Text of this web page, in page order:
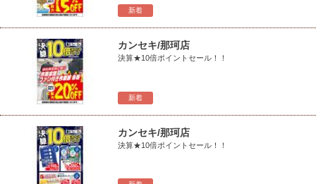
新着
新着
カンセキ/那珂店
決算★10倍ポイントセール！！
カンセキ/那珂店
決算★10倍ポイントセール！！